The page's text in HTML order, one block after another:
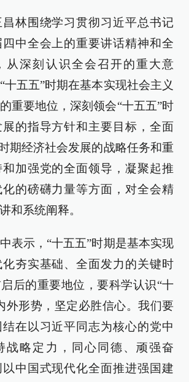
林围绕学习贯彻习近平总书记
中全会上的重要讲话精神和全
从深刻认识全会召开的重大意
十五五”时期在基本实现社会主义
重要地位，深刻领会“十五五”时
的指导方针和主要目标，全面
期经济社会发展的战略任务和重
加强党的全面领导，凝聚起推
的磅礴力量等方面，对全会精
和系统阐释。
表示，“十五五”时期是基本实现
夯实基础、全面发力的关键时
后的重要地位，要科学认识“十
外形势，坚定必胜信心。我们要
在以习近平同志为核心的党中
战略定力，同心同德、顽强奋
中国式现代化全面推进强国建